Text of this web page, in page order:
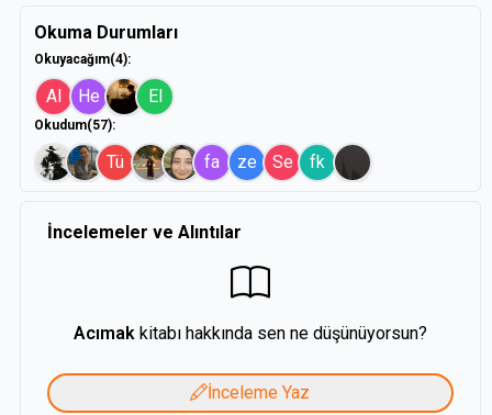
Okuma Durumları
Okuyacağım(4):
Al He El
Okudum(57):
Tü fa ze Se fk
İncelemeler ve Alıntılar
Acımakkitabı hakkında sen ne düşünüyorsun?
İnceleme Yaz